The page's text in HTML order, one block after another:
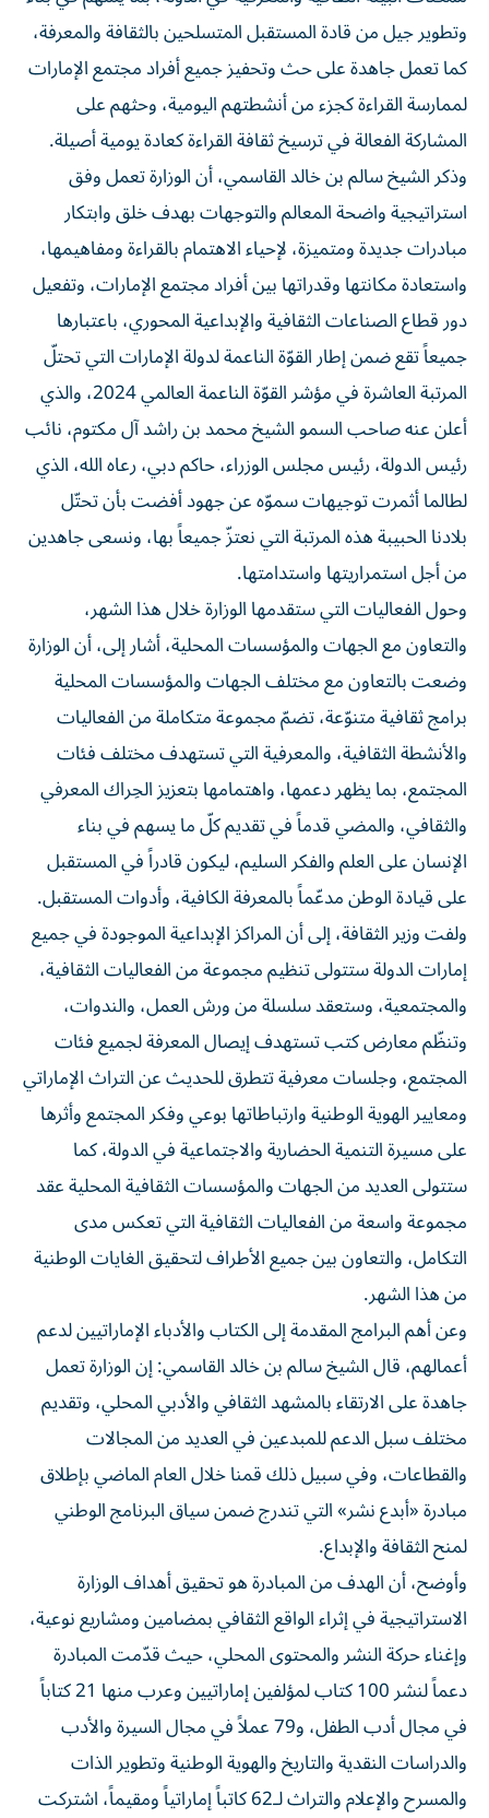
وتطوير جيل من قادة المستقبل المتسلحين بالثقافة والمعرفة،
كما تعمل جاهدة على حث وتحفيز جميع أفراد مجتمع الإمارات
لممارسة القراءة كجزء من أنشطتهم اليومية، وحثهم على
المشاركة الفعالة في ترسيخ ثقافة القراءة كعادة يومية أصيلة.
وذكر الشيخ سالم بن خالد القاسمي، أن الوزارة تعمل وفق
استراتيجية واضحة المعالم والتوجهات بهدف خلق وابتكار
مبادرات جديدة ومتميزة، لإحياء الاهتمام بالقراءة ومفاهيمها،
واستعادة مكانتها وقدراتها بين أفراد مجتمع الإمارات، وتفعيل
دور قطاع الصناعات الثقافية والإبداعية المحوري، باعتبارها
جميعاً تقع ضمن إطار القوّة الناعمة لدولة الإمارات التي تحتلّ
المرتبة العاشرة في مؤشر القوّة الناعمة العالمي 2024، والذي
أعلن عنه صاحب السمو الشيخ محمد بن راشد آل مكتوم، نائب
رئيس الدولة، رئيس مجلس الوزراء، حاكم دبي، رعاه الله، الذي
لطالما أثمرت توجيهات سموّه عن جهود أفضت بأن تحتّل
بلادنا الحبيبة هذه المرتبة التي نعتزّ جميعاً بها، ونسعى جاهدين
من أجل استمراريتها واستدامتها.
وحول الفعاليات التي ستقدمها الوزارة خلال هذا الشهر،
والتعاون مع الجهات والمؤسسات المحلية، أشار إلى، أن الوزارة
وضعت بالتعاون مع مختلف الجهات والمؤسسات المحلية
برامج ثقافية متنوّعة، تضمّ مجموعة متكاملة من الفعاليات
والأنشطة الثقافية، والمعرفية التي تستهدف مختلف فئات
المجتمع، بما يظهر دعمها، واهتمامها بتعزيز الحِراك المعرفي
والثقافي، والمضي قدماً في تقديم كلّ ما يسهم في بناء
الإنسان على العلم والفكر السليم، ليكون قادراً في المستقبل
على قيادة الوطن مدعّماً بالمعرفة الكافية، وأدوات المستقبل.
ولفت وزير الثقافة، إلى أن المراكز الإبداعية الموجودة في جميع
إمارات الدولة ستتولى تنظيم مجموعة من الفعاليات الثقافية،
والمجتمعية، وستعقد سلسلة من ورش العمل، والندوات،
وتنظّم معارض كتب تستهدف إيصال المعرفة لجميع فئات
المجتمع، وجلسات معرفية تتطرق للحديث عن التراث الإماراتي
ومعايير الهوية الوطنية وارتباطاتها بوعي وفكر المجتمع وأثرها
على مسيرة التنمية الحضارية والاجتماعية في الدولة، كما
ستتولى العديد من الجهات والمؤسسات الثقافية المحلية عقد
مجموعة واسعة من الفعاليات الثقافية التي تعكس مدى
التكامل، والتعاون بين جميع الأطراف لتحقيق الغايات الوطنية
من هذا الشهر.
وعن أهم البرامج المقدمة إلى الكتاب والأدباء الإماراتيين لدعم
أعمالهم، قال الشيخ سالم بن خالد القاسمي: إن الوزارة تعمل
جاهدة على الارتقاء بالمشهد الثقافي والأدبي المحلي، وتقديم
مختلف سبل الدعم للمبدعين في العديد من المجالات
والقطاعات، وفي سبيل ذلك قمنا خلال العام الماضي بإطلاق
مبادرة «أبدع نشر» التي تندرج ضمن سياق البرنامج الوطني
لمنح الثقافة والإبداع.
وأوضح، أن الهدف من المبادرة هو تحقيق أهداف الوزارة
الاستراتيجية في إثراء الواقع الثقافي بمضامين ومشاريع نوعية،
وإغناء حركة النشر والمحتوى المحلي، حيث قدّمت المبادرة
دعماً لنشر 100 كتاب لمؤلفين إماراتيين وعرب منها 21 كتاباً
في مجال أدب الطفل، و79 عملاً في مجال السيرة والأدب
والدراسات النقدية والتاريخ والهوية الوطنية وتطوير الذات
والمسرح والإعلام والتراث لـ62 كاتباً إماراتياً ومقيماً، اشتركت